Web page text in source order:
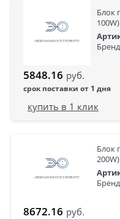
Блок
5848.16 руб.
срок поставки от 1 дня
купить в 1 клик
Блок
8672.16 руб.